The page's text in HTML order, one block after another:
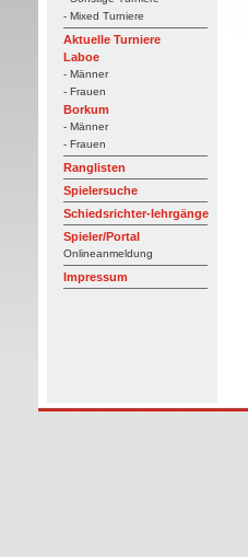
- Mixed Turniere
Aktuelle Turniere
Laboe
- Männer
- Frauen
Borkum
- Männer
- Frauen
Ranglisten
Spielersuche
Schiedsrichter-lehrgänge
Spieler/Portal
Onlineanmeldung
Impressum